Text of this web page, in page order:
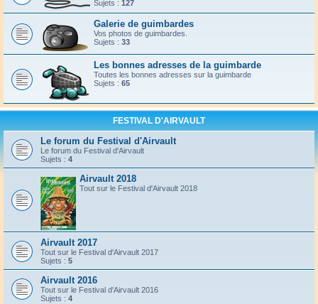
Sujets : 127
Galerie de guimbardes
Vos photos de guimbardes.
Sujets : 33
Les bonnes adresses de la guimbarde
Toutes les bonnes adresses sur la guimbarde
Sujets : 65
FESTIVAL D'AIRVAULT
Le forum du Festival d'Airvault
Le forum du Festival d'Airvault
Sujets : 4
Airvault 2018
Tout sur le Festival d'Airvault 2018
Airvault 2017
Tout sur le Festival d'Airvault 2017
Sujets : 5
Airvault 2016
Tout sur le Festival d'Airvault 2016
Sujets : 4